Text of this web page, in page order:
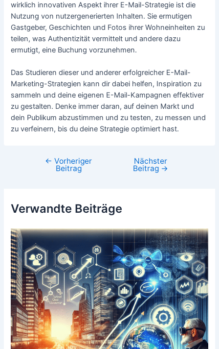
wirklich innovativen Aspekt ihrer E-Mail-Strategie ist die
Nutzung von nutzergenerierten Inhalten. Sie ermutigen
Gastgeber, Geschichten und Fotos ihrer Wohneinheiten zu
teilen, was Authentizität vermittelt und andere dazu
ermutigt, eine Buchung vorzunehmen.
Das Studieren dieser und anderer erfolgreicher E-Mail-
Marketing-Strategien kann dir dabei helfen, Inspiration zu
sammeln und deine eigenen E-Mail-Kampagnen effektiver
zu gestalten. Denke immer daran, auf deinen Markt und
dein Publikum abzustimmen und zu testen, zu messen und
zu verfeinern, bis du deine Strategie optimiert hast.
Beitragsnavigation
← Vorheriger
Beitrag
Nächster
Beitrag →
Verwandte Beiträge